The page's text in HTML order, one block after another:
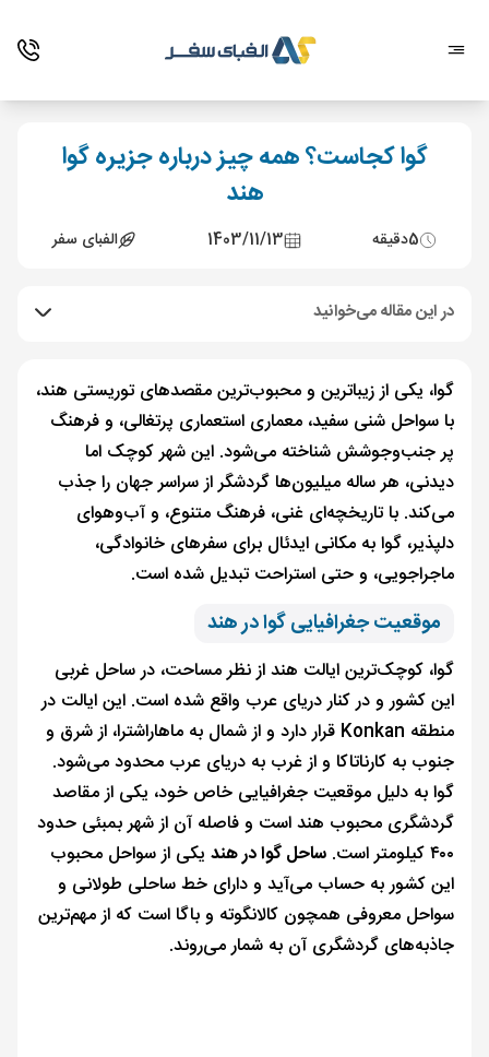
گوا کجاست؟ همه چیز درباره جزیره گوا
هند
5دقیقه 1403/11/13 الفبای سفر
در این مقاله می‌خوانید
گوا، یکی از زیباترین و محبوب‌ترین مقصدهای توریستی هند،
با سواحل شنی سفید، معماری استعماری پرتغالی، و فرهنگ
پر جنب‌وجوشش شناخته می‌شود. این شهر کوچک اما
دیدنی، هر ساله میلیون‌ها گردشگر از سراسر جهان را جذب
می‌کند. با تاریخچه‌ای غنی، فرهنگ متنوع، و آب‌وهوای
دلپذیر، گوا به مکانی ایدئال برای سفرهای خانوادگی،
ماجراجویی، و حتی استراحت تبدیل شده است.
موقعیت جغرافیایی گوا در هند
گوا، کوچک‌ترین ایالت هند از نظر مساحت، در ساحل غربی
این کشور و در کنار دریای عرب واقع شده است. این ایالت در
منطقه Konkan قرار دارد و از شمال به ماهاراشترا، از شرق و
جنوب به کارناتاکا و از غرب به دریای عرب محدود می‌شود.
گوا به دلیل موقعیت جغرافیایی خاص خود، یکی از مقاصد
گردشگری محبوب هند است و فاصله آن از شهر بمبئی حدود
۴۰۰ کیلومتر است.
ساحل گوا در هند یکی از سواحل محبوب
این کشور به حساب می‌آید و دارای خط ساحلی طولانی و
سواحل معروفی همچون کالانگوته و باگا است که از مهم‌ترین
جاذبه‌های گردشگری آن به شمار می‌روند.